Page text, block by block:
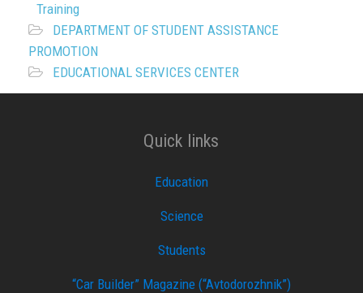
Training
DEPARTMENT OF STUDENT ASSISTANCE
PROMOTION
EDUCATIONAL SERVICES CENTER
Quick links
Education
Science
Students
“Car Builder” Magazine (“Avtodorozhnik”)